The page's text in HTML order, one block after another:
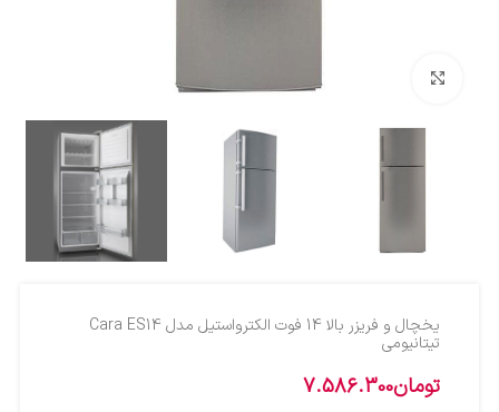
یخچال و فریزر بالا 14 فوت الکترواستیل مدل Cara ES14
تیتانیومی
تومان7.586.300